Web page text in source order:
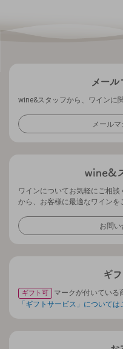
wine&スタッフから、ワインに
メール
ワインについてお気軽にご相
から、お客様に最適なワインを
お問い
ギフト可
マークが付いている
「ギフトサービス」について